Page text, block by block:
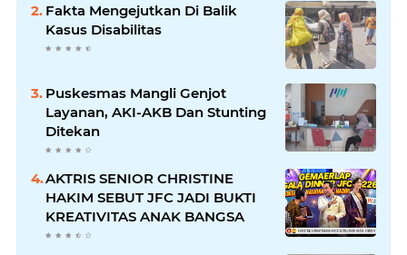
Fakta Mengejutkan Di Balik
Kasus Disabilitas
Puskesmas Mangli Genjot
Layanan, AKI-AKB Dan Stunting
Ditekan
AKTRIS SENIOR CHRISTINE
HAKIM SEBUT JFC JADI BUKTI
KREATIVITAS ANAK BANGSA